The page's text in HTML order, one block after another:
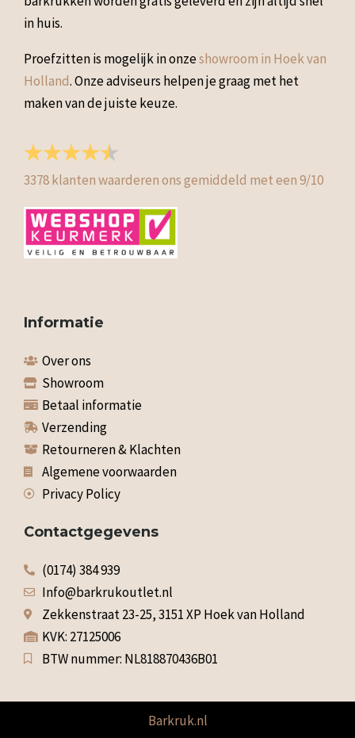
in huis.
Proefzitten is mogelijk in onzeshowroom in Hoek van
Holland. Onze adviseurs helpen je graag met het
maken van de juiste keuze.
3378klanten waarderen ons gemiddeld met een9/10
Informatie
Over ons
Showroom
Betaal informatie
Verzending
Retourneren & Klachten
Algemene voorwaarden
Privacy Policy
Contactgegevens
(0174) 384 939
Info@barkrukoutlet.nl
Zekkenstraat 23-25, 3151 XP Hoek van Holland
KVK: 27125006
BTW nummer: NL818870436B01
Barkruk.nl